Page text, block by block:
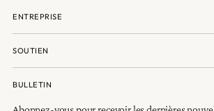
ENTREPRISE
SOUTIEN
BULLETIN